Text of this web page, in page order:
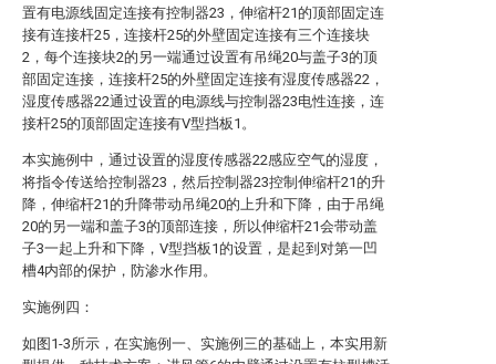
置有电源线固定连接有控制器23，伸缩杆21的顶部固定连
接有连接杆25，连接杆25的外壁固定连接有三个连接块
2，每个连接块2的另一端通过设置有吊绳20与盖子3的顶
部固定连接，连接杆25的外壁固定连接有湿度传感器22，
湿度传感器22通过设置的电源线与控制器23电性连接，连
接杆25的顶部固定连接有V型挡板1。
本实施例中，通过设置的湿度传感器22感应空气的湿度，
将指令传送给控制器23，然后控制器23控制伸缩杆21的升
降，伸缩杆21的升降带动吊绳20的上升和下降，由于吊绳
20的另一端和盖子3的顶部连接，所以伸缩杆21会带动盖
子3一起上升和下降，V型挡板1的设置，是起到对第一凹
槽4内部的保护，防渗水作用。
实施例四：
如图1-3所示，在实施例一、实施例三的基础上，本实用新